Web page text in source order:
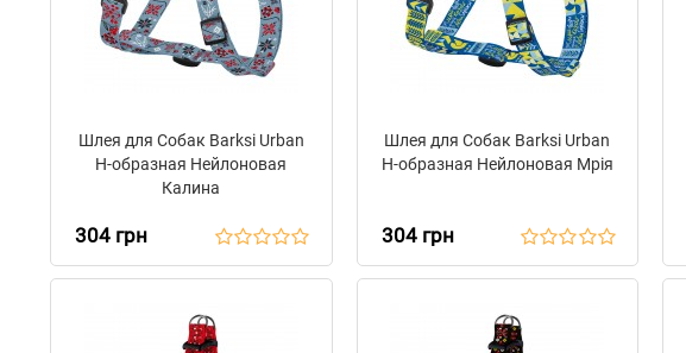
Шлея для Собак Barksi Urban
Н-образная Нейлоновая
Калина
304 грн
Шлея для Собак Barksi Urban
Н-образная Нейлоновая Мрія
304 грн